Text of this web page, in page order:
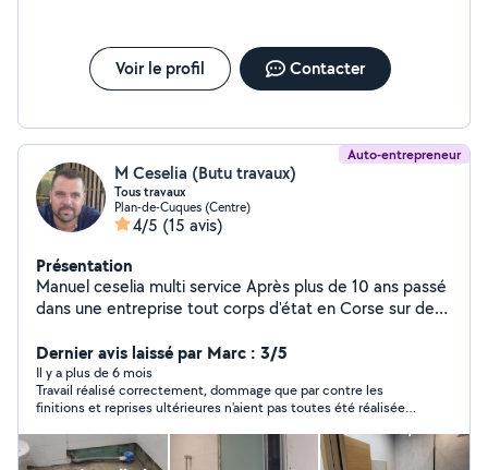
Voir le profil Contacter
Auto-entrepreneur
M Ceselia (Butu travaux)
Tous travaux
Plan-de-Cuques (Centre)
4/5 (15 avis)
Présentation
Manuel ceselia multi service Après plus de 10 ans passé
dans une entreprise tout corps d'état en Corse sur des
de cabane
Dernier avis laissé par Marc : 3/5
Il y a plus de 6 mois
Travail réalisé correctement, dommage que par contre les
finitions et reprises ultérieures n'aient pas toutes été réalisées
reste bien réalisé dans l'ensemble, de la destruction et
évacuation de l'existant à la nouvelle réalisation.